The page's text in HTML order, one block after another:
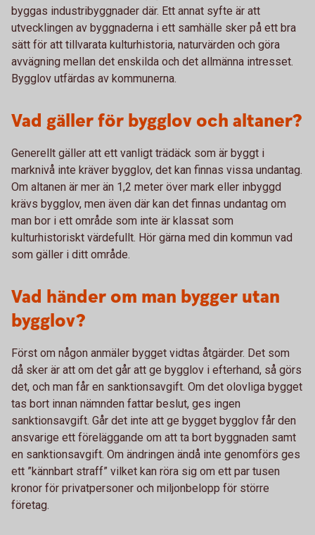
byggas industribyggnader där. Ett annat syfte är att
utvecklingen av byggnaderna i ett samhälle sker på ett bra
sätt för att tillvarata kulturhistoria, naturvärden och göra
avvägning mellan det enskilda och det allmänna intresset.
Bygglov utfärdas av kommunerna.
Vad gäller för bygglov och altaner?
Generellt gäller att ett vanligt trädäck som är byggt i
marknivå inte kräver bygglov, det kan finnas vissa undantag.
Om altanen är mer än 1,2 meter över mark eller inbyggd
krävs bygglov, men även där kan det finnas undantag om
man bor i ett område som inte är klassat som
kulturhistoriskt värdefullt. Hör gärna med din kommun vad
som gäller i ditt område.
Vad händer om man bygger utan
bygglov?
Först om någon anmäler bygget vidtas åtgärder. Det som
då sker är att om det går att ge bygglov i efterhand, så görs
det, och man får en sanktionsavgift. Om det olovliga bygget
tas bort innan nämnden fattar beslut, ges ingen
sanktionsavgift. Går det inte att ge bygget bygglov får den
ansvarige ett föreläggande om att ta bort byggnaden samt
en sanktionsavgift. Om ändringen ändå inte genomförs ges
ett ”kännbart straff” vilket kan röra sig om ett par tusen
kronor för privatpersoner och miljonbelopp för större
företag.